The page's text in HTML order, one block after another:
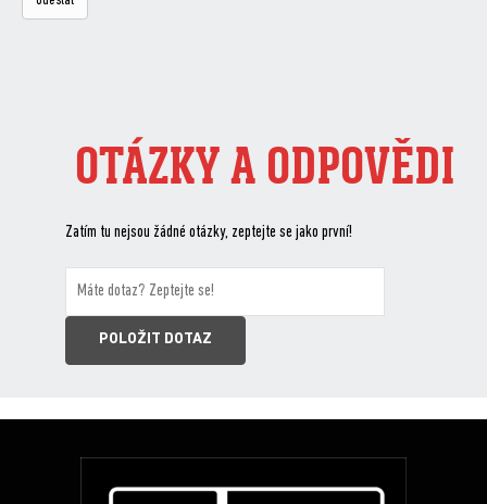
OTÁZKY A ODPOVĚDI
Zatím tu nejsou žádné otázky, zeptejte se jako první!